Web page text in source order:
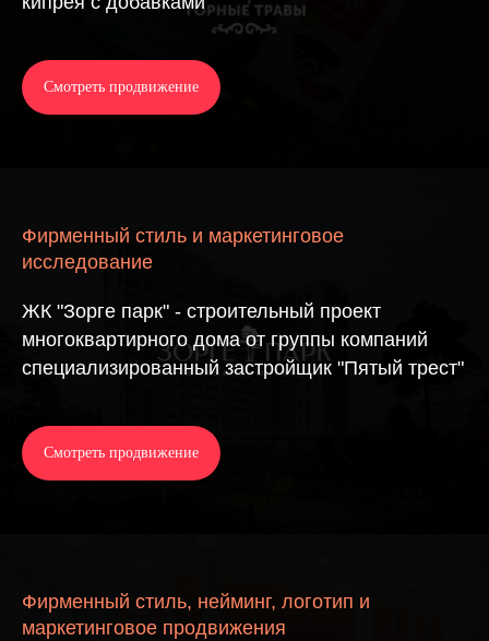
Смотреть продвижение
Фирменный стиль и маркетинговое
исследование
ЖК "Зорге парк" - строительный проект
многоквартирного дома от группы компаний
специализированный застройщик "Пятый трест"
Смотреть продвижение
Фирменный стиль, нейминг, логотип и
маркетинговое продвижения